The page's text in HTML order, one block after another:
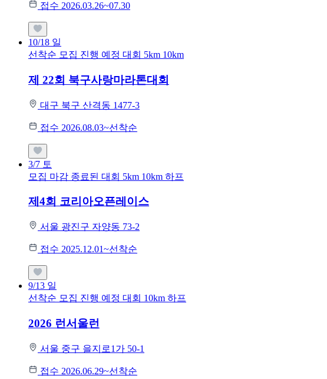
접수 2026.03.26~07.30
10/18 일
선착순 모집 진행 예정 대회 5km 10km
제 22회 북구사랑마라톤대회
대구 북구 산격동 1477-3
접수 2026.08.03~선착순
3/7 토
모집 마감 종료된 대회 5km 10km 하프
제4회 코리아오픈레이스
서울 광진구 자양동 73-2
접수 2025.12.01~선착순
9/13 일
선착순 모집 진행 예정 대회 10km 하프
2026 런서울런
서울 중구 을지로1가 50-1
접수 2026.06.29~선착순